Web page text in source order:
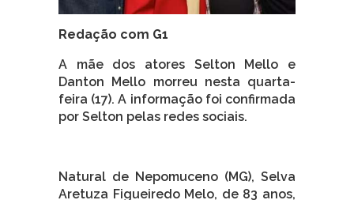
Redação com G1
A mãe dos atores Selton Mello e
Danton Mello morreu nesta quarta-
feira (17). A informação foi confirmada
por Selton pelas redes sociais.
Natural de Nepomuceno (MG), Selva
Aretuza Figueiredo Melo, de 83 anos,